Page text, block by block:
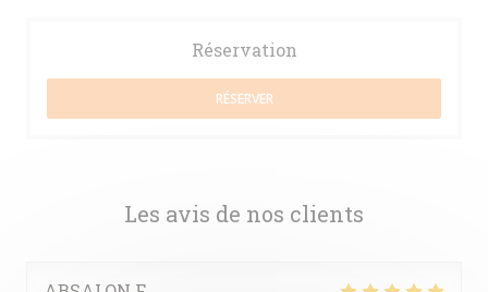
Les avis de nos clients
Réservation
RÉSERVER